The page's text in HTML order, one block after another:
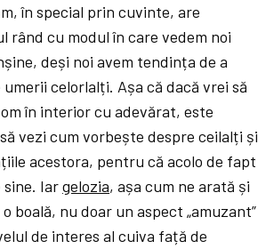
în special prin cuvinte, are
rând cu modul în care vedem noi
deși noi avem tendința de a
celorlalți. Așa că dacă vrei să
în interior cu adevărat, este
vezi cum vorbește despre ceilalți și
acestora, pentru că acolo de fapt
sine. Iargelozia, așa cum ne arată și
boală, nu doar un aspect „amuzant”
de interes al cuiva față de